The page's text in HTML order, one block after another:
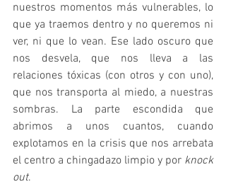
nuestros momentos más vulnerables, lo
que ya traemos dentro y no queremos ni
ver, ni que lo vean. Ese lado oscuro que
nos desvela, que nos lleva a las
relaciones tóxicas (con otros y con uno),
que nos transporta al miedo, a nuestras
sombras. La parte escondida que
abrimos a unos cuantos, cuando
explotamos en la crisis que nos arrebata
el centro a chingadazo limpio y por knock
out.